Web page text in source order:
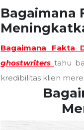
Bagaimana
Bagaimana Fakta
ghostwriters tahu
kredibilitas klien